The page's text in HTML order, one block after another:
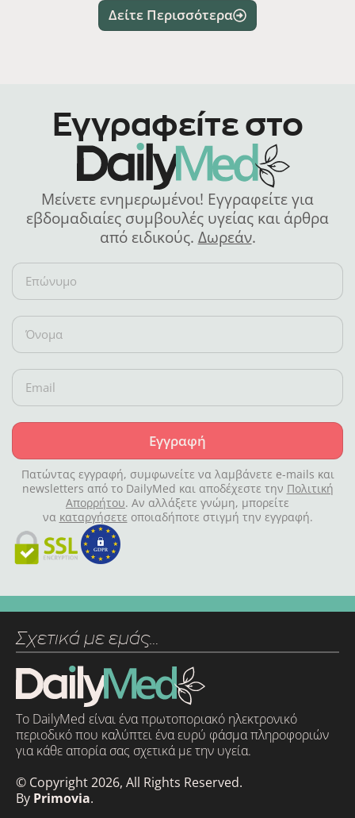
Δείτε Περισσότερα
Εγγραφείτε στο
Μείνετε ενημερωμένοι! Εγγραφείτε για
εβδομαδιαίες συμβουλές υγείας και άρθρα
από ειδικούς. Δωρεάν.
Εγγραφή
Πατώντας εγγραφή, συμφωνείτε να λαμβάνετε e-mails και
newsletters από το DailyMed και αποδέχεστε την Πολιτική
Απορρήτου. Αν αλλάξετε γνώμη, μπορείτε
να καταργήσετε οποιαδήποτε στιγμή την εγγραφή.
Σχετικά με εμάς…
Το DailyMed είναι ένα πρωτοποριακό ηλεκτρονικό
περιοδικό που καλύπτει ένα ευρύ φάσμα πληροφοριών
για κάθε απορία σας σχετικά με την υγεία.
© Copyright 2026, All Rights Reserved.
By Primovia.